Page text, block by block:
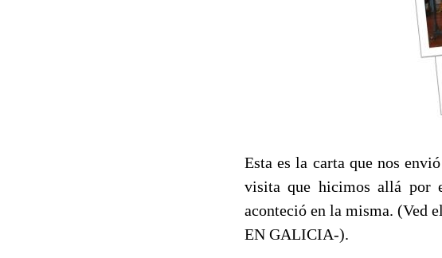
Esta es la carta que nos
visita que hicimos allá por
aconteció en la misma. (Ved
EN GALICIA-).